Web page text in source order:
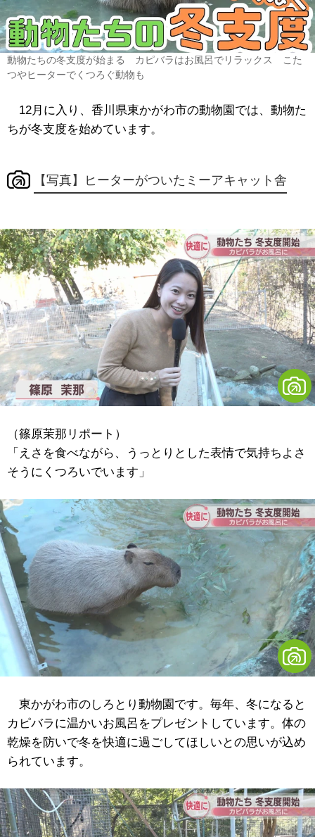
動物たちの冬支度が始まる カピバラはお風呂でリラックス こた
つやヒーターでくつろぐ動物も
12月に入り、香川県東かがわ市の動物園では、動物た
ちが冬支度を始めています。
【写真】ヒーターがついたミーアキャット舎
（篠原茉那リポート）
「えさを食べながら、うっとりとした表情で気持ちよさ
そうにくつろいでいます」
東かがわ市のしろとり動物園です。毎年、冬になると
カピバラに温かいお風呂をプレゼントしています。体の
乾燥を防いで冬を快適に過ごしてほしいとの思いが込め
られています。